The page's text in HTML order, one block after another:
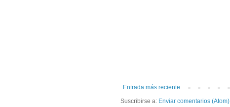
Entrada más reciente
Suscribirse a: Enviar comentarios (Atom)